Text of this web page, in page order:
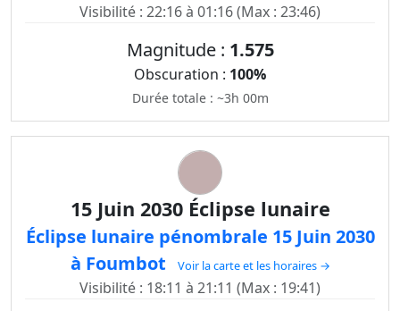
Visibilité : 22:16 à 01:16 (Max : 23:46)
Magnitude : 1.575
Obscuration : 100%
Durée totale : ~3h 00m
15 Juin 2030 Éclipse lunaire
Éclipse lunaire pénombrale 15 Juin 2030
à Foumbot
Voir la carte et les horaires →
Visibilité : 18:11 à 21:11 (Max : 19:41)